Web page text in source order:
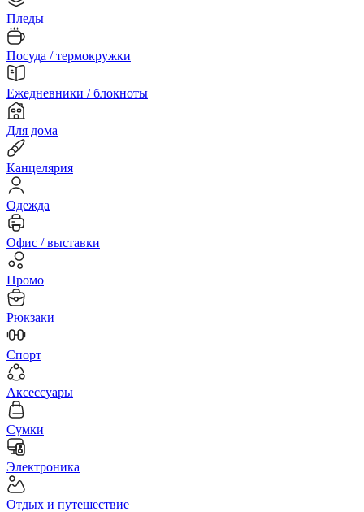
Пледы
Посуда / термокружки
Ежедневники / блокноты
Для дома
Канцелярия
Одежда
Офис / выставки
Промо
Рюкзаки
Спорт
Аксессуары
Сумки
Электроника
Отдых и путешествие